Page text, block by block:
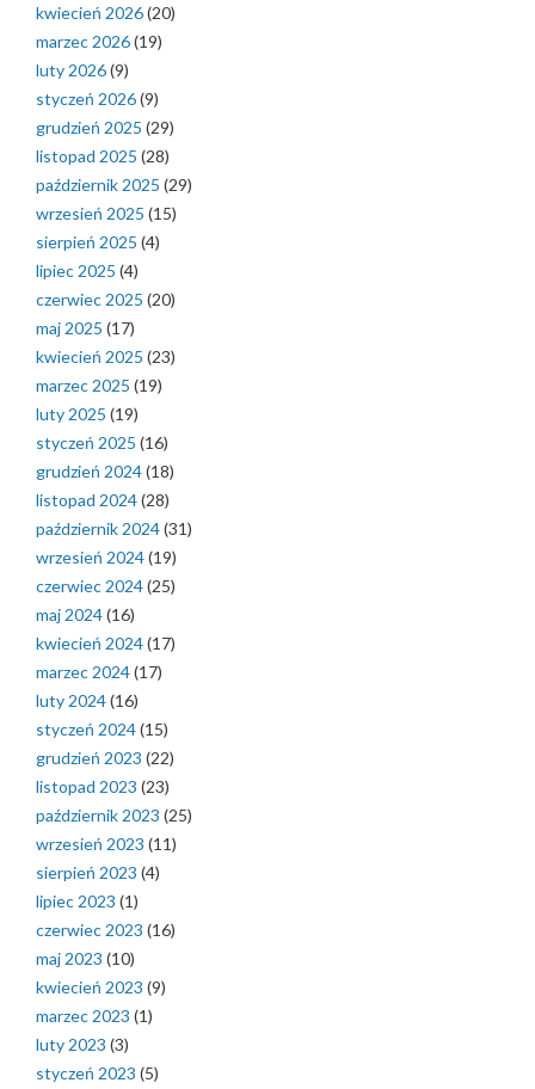
kwiecień 2026(20)
marzec 2026(19)
luty 2026(9)
styczeń 2026(9)
grudzień 2025 (29)
listopad 2025 (28)
październik 2025 (29)
wrzesień 2025 (15)
sierpień 2025 (4)
lipiec 2025 (4)
czerwiec 2025 (20)
maj 2025 (17)
kwiecień 2025 (23)
marzec 2025 (19)
luty 2025 (19)
styczeń 2025 (16)
grudzień 2024(18)
listopad 2024(28)
październik 2024(31)
wrzesień 2024(19)
czerwiec 2024(25)
maj 2024(16)
kwiecień 2024(17)
marzec 2024(17)
luty 2024(16)
styczeń 2024(15)
grudzień 2023 (22)
listopad 2023 (23)
październik 2023 (25)
wrzesień 2023 (11)
sierpień 2023 (4)
lipiec 2023 (1)
czerwiec 2023 (16)
maj 2023 (10)
kwiecień 2023 (9)
marzec 2023 (1)
luty 2023 (3)
styczeń 2023 (5)